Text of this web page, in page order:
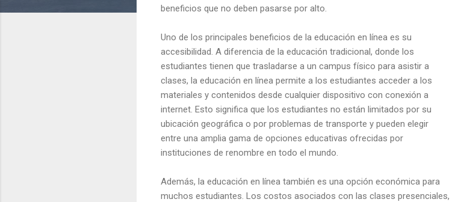
beneficios que no deben pasarse por alto.
Uno de los principales beneficios de la educación en línea es su
accesibilidad. A diferencia de la educación tradicional, donde los
estudiantes tienen que trasladarse a un campus físico para asistir a
clases, la educación en línea permite a los estudiantes acceder a los
materiales y contenidos desde cualquier dispositivo con conexión a
internet. Esto significa que los estudiantes no están limitados por su
ubicación geográfica o por problemas de transporte y pueden elegir
entre una amplia gama de opciones educativas ofrecidas por
instituciones de renombre en todo el mundo.
Además, la educación en línea también es una opción económica para
muchos estudiantes. Los costos asociados con las clases presenciales,